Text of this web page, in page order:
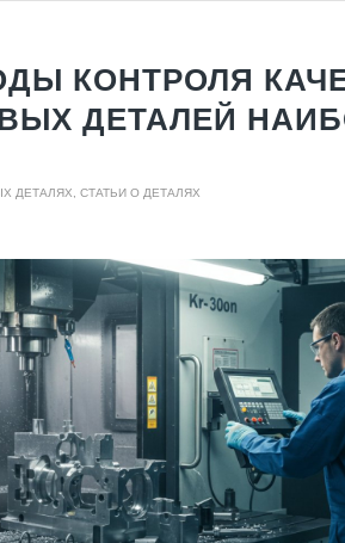
КОНТРОЛЯ
ДЕТАЛЕЙ
ДЕТАЛЯХ СТАТЬИ О ДЕТАЛЯХ